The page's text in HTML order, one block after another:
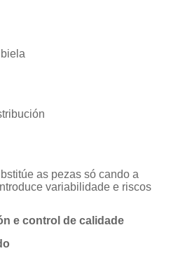
as pezas só cando a
variabilidade e riscos
e control de calidade